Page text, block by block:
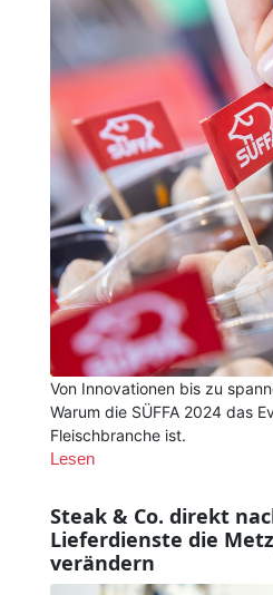
Von Innovationen bis zu
Warum die SÜFFA 2024 das
Fleischbranche ist.
Lesen
Steak & Co. direkt
Lieferdienste die
verändern